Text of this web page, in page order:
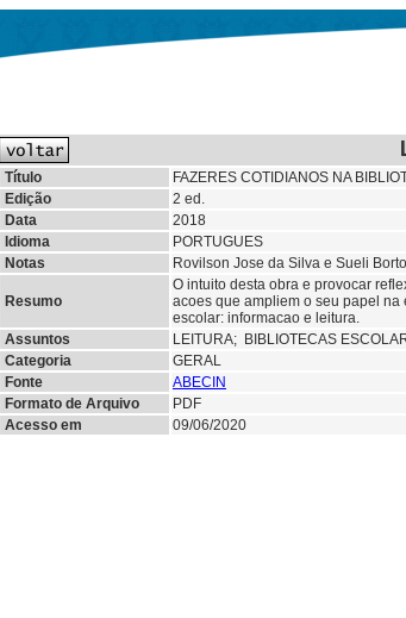
Título
FAZERES COTIDIANOS NA
Edição
2 ed.
Data
2018
Idioma
PORTUGUES
Notas
Rovilson Jose da Silva e Sueli
Resumo
O intuito desta obra e provocar
acoes que ampliem o seu papel
escolar: informacao e leitura.
Assuntos
LEITURA; BIBLIOTECAS
Categoria
GERAL
Fonte
ABECIN
Formato de Arquivo
PDF
Acesso em
09/06/2020